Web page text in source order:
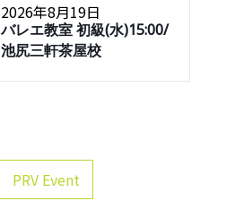
2026年8月19日
バレエ教室 初級(水)15:00/
池尻三軒茶屋校
PRV Event